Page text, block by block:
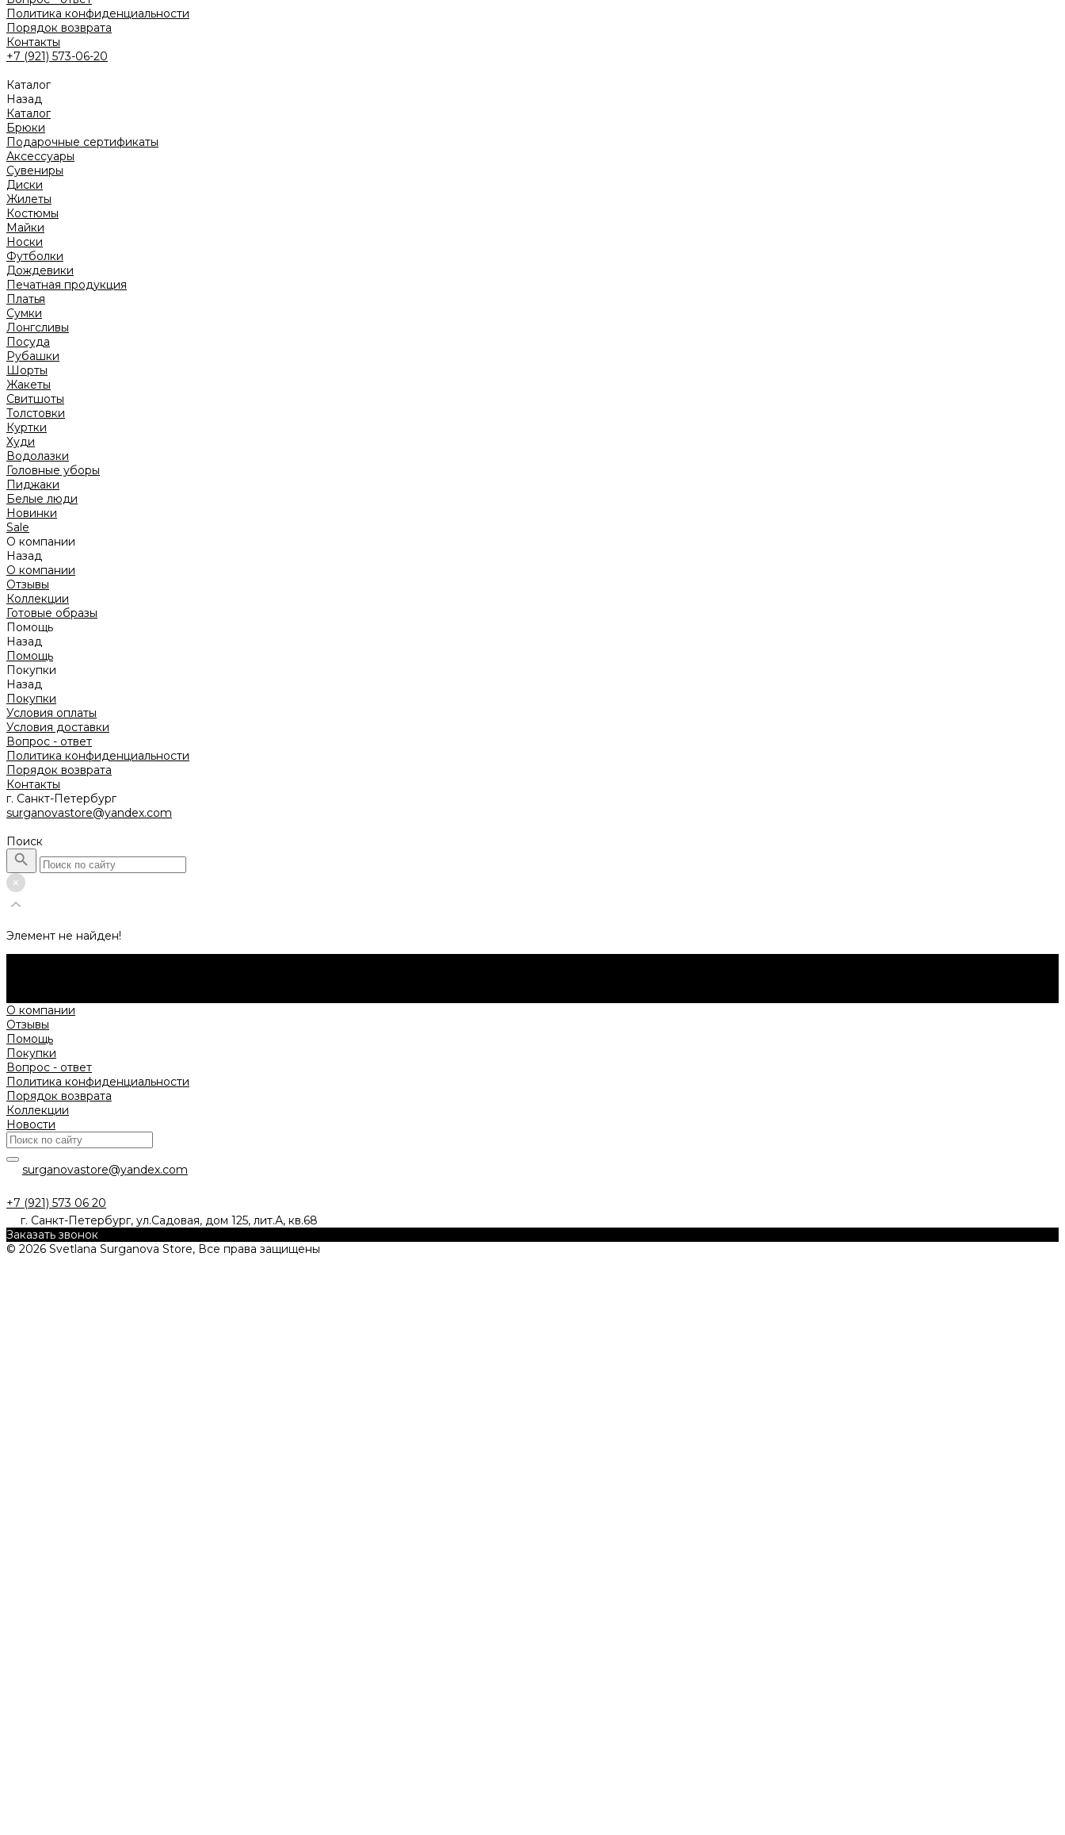
Политика конфиденциальности
Порядок возврата
Контакты
+7 (921) 573-06-20
Каталог
Назад
Каталог
Брюки
Подарочные сертификаты
Аксессуары
Сувениры
Диски
Жилеты
Костюмы
Майки
Носки
Футболки
Дождевики
Печатная продукция
Платья
Сумки
Лонгсливы
Посуда
Рубашки
Шорты
Жакеты
Свитшоты
Толстовки
Куртки
Худи
Водолазки
Головные уборы
Пиджаки
Белые люди
Новинки
Sale
О компании
Назад
О компании
Отзывы
Коллекции
Готовые образы
Помощь
Назад
Помощь
Покупки
Назад
Покупки
Условия оплаты
Условия доставки
Вопрос - ответ
Политика конфиденциальности
Порядок возврата
Контакты
г. Санкт-Петербург
surganovastore@yandex.com
Поиск
Элемент не найден!
О компании
Отзывы
Помощь
Покупки
Вопрос - ответ
Политика конфиденциальности
Порядок возврата
Коллекции
Новости
surganovastore@yandex.com
+7 (921) 573 06 20
г. Санкт-Петербург, ул.Садовая, дом 125, лит.А, кв.68
Заказать звонок
© 2026 Svetlana Surganova Store, Все права защищены